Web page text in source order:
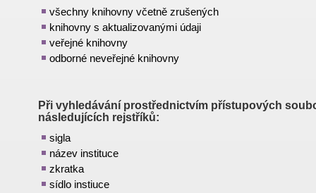
všechny knihovny včetně zrušených
knihovny s aktualizovanými údaji
veřejné knihovny
odborné neveřejné knihovny
Při vyhledávání prostřednictvím přístupových
následujících rejstříků:
sigla
název instituce
zkratka
sídlo instiuce